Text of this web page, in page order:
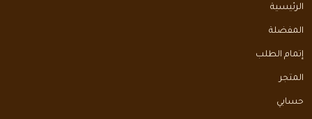
الرئيسية
المفضلة
إتمام الطلب
المتجر
حسابي